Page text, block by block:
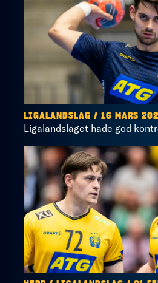
LIGALANDSLAG / 16 MARS
Ligalandslaget hade god